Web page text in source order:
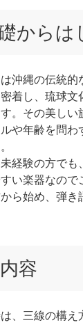
からは
沖縄の伝統
着し、琉球
。その美しい
や年齢を問
経験の方でも
い楽器なの
ら始め、弾き
容
、三線の構え